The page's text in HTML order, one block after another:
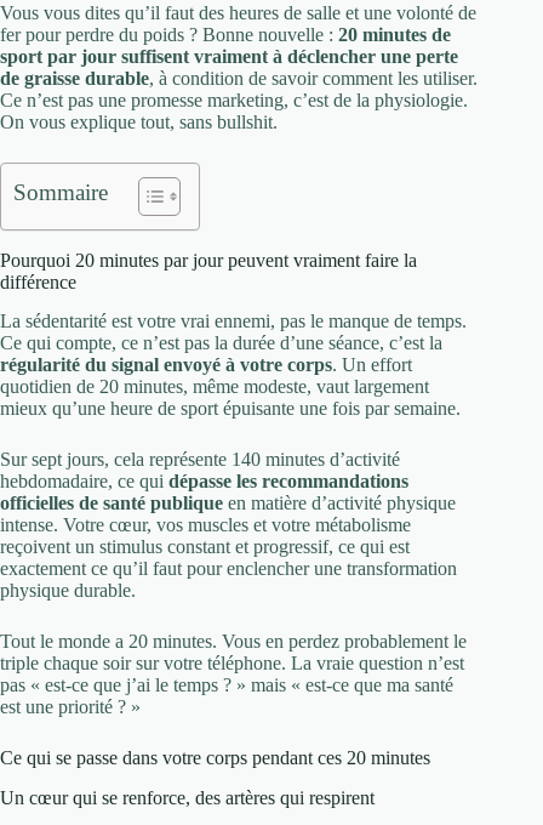
Vous vous dites qu’il faut des heures de salle et une volonté de
fer pour perdre du poids ? Bonne nouvelle : 20 minutes de
sport par jour suffisent vraiment à déclencher une perte
de graisse durable, à condition de savoir comment les utiliser.
Ce n’est pas une promesse marketing, c’est de la physiologie.
On vous explique tout, sans bullshit.
Sommaire
Pourquoi 20 minutes par jour peuvent vraiment faire la
différence
La sédentarité est votre vrai ennemi, pas le manque de temps.
Ce qui compte, ce n’est pas la durée d’une séance, c’est la
régularité du signal envoyé à votre corps. Un effort
quotidien de 20 minutes, même modeste, vaut largement
mieux qu’une heure de sport épuisante une fois par semaine.
Sur sept jours, cela représente 140 minutes d’activité
hebdomadaire, ce qui dépasse les recommandations
officielles de santé publique en matière d’activité physique
intense. Votre cœur, vos muscles et votre métabolisme
reçoivent un stimulus constant et progressif, ce qui est
exactement ce qu’il faut pour enclencher une transformation
physique durable.
Tout le monde a 20 minutes. Vous en perdez probablement le
triple chaque soir sur votre téléphone. La vraie question n’est
pas « est-ce que j’ai le temps ? » mais « est-ce que ma santé
est une priorité ? »
Ce qui se passe dans votre corps pendant ces 20 minutes
Un cœur qui se renforce, des artères qui respirent